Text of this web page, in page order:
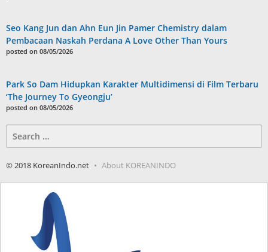
Seo Kang Jun dan Ahn Eun Jin Pamer Chemistry dalam
Pembacaan Naskah Perdana A Love Other Than Yours
posted on 08/05/2026
Park So Dam Hidupkan Karakter Multidimensi di Film Terbaru
‘The Journey To Gyeongju’
posted on 08/05/2026
for:
© 2018 KoreanIndo.net About KOREANINDO